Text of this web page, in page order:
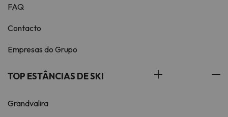
FAQ
Contacto
Empresas do Grupo
TOP ESTÂNCIAS DE SKI
Grandvalira